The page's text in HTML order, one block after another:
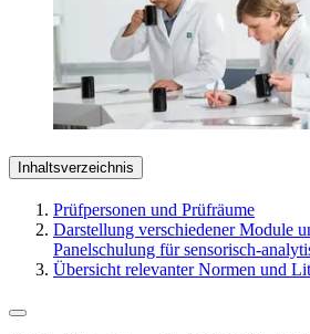
Inhaltsverzeichnis
Prüfpersonen und Prüfräume
Darstellung verschiedener Module
Panelschulung für sensorisch-
Übersicht relevanter Normen und